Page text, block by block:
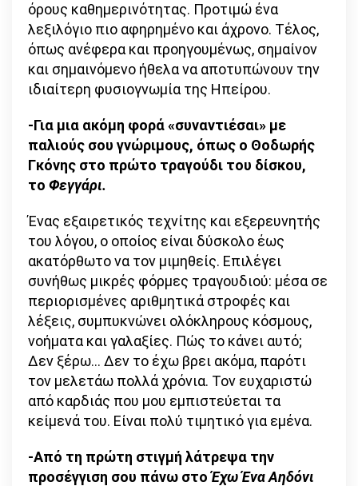
όρους καθημερινότητας. Προτιμώ ένα
λεξιλόγιο πιο αφηρημένο και άχρονο. Τέλος,
όπως ανέφερα και προηγουμένως, σημαίνον
και σημαινόμενο ήθελα να αποτυπώνουν την
ιδιαίτερη φυσιογνωμία της Ηπείρου.
-Για μια ακόμη φορά «συναντιέσαι» με
παλιούς σου γνώριμους, όπως ο Θοδωρής
Γκόνης στο πρώτο τραγούδι του δίσκου,
το Φεγγάρι.
Ένας εξαιρετικός τεχνίτης και εξερευνητής
του λόγου, ο οποίος είναι δύσκολο έως
ακατόρθωτο να τον μιμηθείς. Επιλέγει
συνήθως μικρές φόρμες τραγουδιού: μέσα σε
περιορισμένες αριθμητικά στροφές και
λέξεις, συμπυκνώνει ολόκληρους κόσμους,
νοήματα και γαλαξίες. Πώς το κάνει αυτό;
Δεν ξέρω… Δεν το έχω βρει ακόμα, παρότι
τον μελετάω πολλά χρόνια. Τον ευχαριστώ
από καρδιάς που μου εμπιστεύεται τα
κείμενά του. Είναι πολύ τιμητικό για εμένα.
-Από τη πρώτη στιγμή λάτρεψα την
προσέγγιση σου πάνω στοΈχω Ένα Αηδόνι